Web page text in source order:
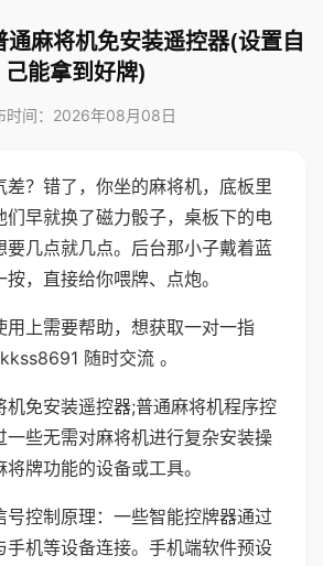
通麻将机免安装遥控器(设置自
己能拿到好牌)
时间：2026年08月08日
差？错了，你坐的麻将机，底板里
们早就换了磁力骰子，桌板下的电
要几点就几点。后台那小子戴着蓝
，直接给你喂牌、点炮。
用上需要帮助，想获取一对一指
随时交流 。
机免安装遥控器;普通麻将机程序控
一些无需对麻将机进行复杂安装操
牌功能的设备或工具。
号控制原理：一些智能控牌器通过
手机等设备连接。手机端软件预设